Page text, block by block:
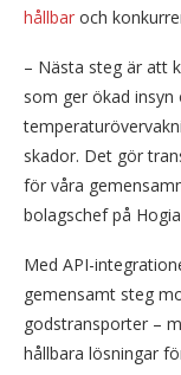
hållbar och
– Nästa steg är att
som ger ökad insyn
skador. Det gör
för våra
bolagschef på
Med API-
gemensamt steg
godstransporter –
hållbara lösningar